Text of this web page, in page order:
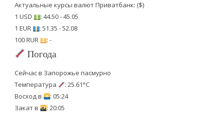
Актуальные курсы валют Приватбанк: ($)
1 USD
: 44.50 - 45.05
1 EUR
: 51.35 - 52.08
100 RUR
: -
Погода
Сейчас в Запорожье пасмурно
Температура
: 25.61°C
Восход в
: 05:24
Закат в
: 20:05